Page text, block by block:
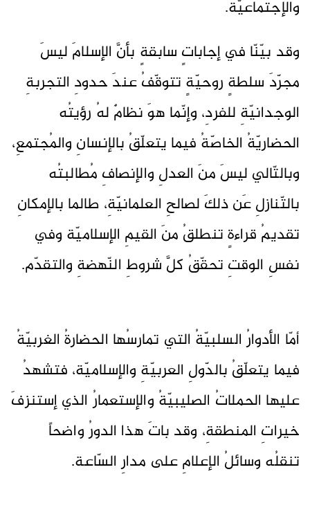
والإجتماعيّة.
وقد بيّنّا في إجاباتٍ سابقةٍ بأنَّ الإسلامَ ليسَ
مجرّدَ سلطةٍ روحيّةٍ تتوقّفُ عندَ حدودِ التجربةِ
الوجدانيّةِ للفردِ، وإنّما هوَ نظامٌ لهُ رؤيتُه
الحضاريّةُ الخاصّةُ فيما يتعلّقُ بالإنسانِ والمُجتمعِ،
وبالتّالي ليسَ منَ العدلِ والإنصافِ مُطالبتُه
بالتّنازلِ عَن ذلكَ لصالحِ العلمانيّةِ، طالما بالإمكانِ
تقديمُ قراءةٍ تنطلقُ منَ القيمِ الإسلاميّة وفي
نفسِ الوقتِ تحقّقُ كلَّ شروطِ النّهضةِ والتقدّم.
أمّا الأدوارُ السلبيّةُ التي تمارسُها الحضارةُ الغربيّةُ
فيما يتعلّقُ بالدّولِ العربيّةِ والإسلاميّة، فتشهدُ
عليها الحملاتُ الصليبيّةُ والإستعمارُ الذي إستنزفَ
خيراتِ المنطقةِ، وقد باتَ هذا الدورُ واضحاً
تنقلُه وسائلُ الإعلامِ على مدارِ السّاعة.